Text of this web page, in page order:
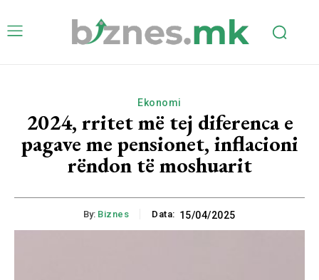
Ekonomi
2024, rritet më tej diferenca e
pagave me pensionet, inflacioni
rëndon të moshuarit
By: Biznes Data: 15/04/2025